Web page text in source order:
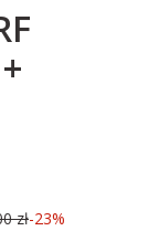
zł-23%